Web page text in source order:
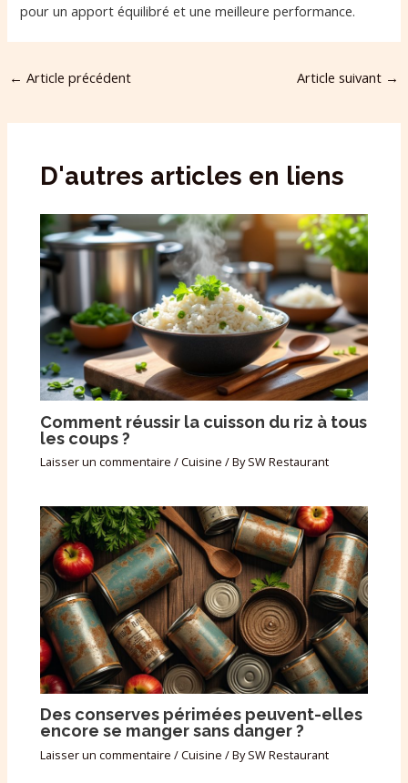
pour un apport équilibré et une meilleure performance.
← Article précédent Article suivant →
D'autres articles en liens
Comment réussir la cuisson du riz à tous
les coups ?
Laisser un commentaire /Cuisine / BySW Restaurant
Des conserves périmées peuvent-elles
encore se manger sans danger ?
Laisser un commentaire /Cuisine / BySW Restaurant